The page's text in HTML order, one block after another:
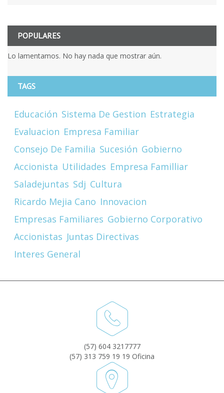
POPULARES
Lo lamentamos. No hay nada que mostrar aún.
TAGS
Educación Sistema De Gestion Estrategia
Evaluacion Empresa Familiar
Consejo De Familia Sucesión Gobierno
Accionista Utilidades Empresa Familliar
Saladejuntas Sdj Cultura
Ricardo Mejia Cano Innovacion
Empresas Familiares Gobierno Corporativo
Accionistas Juntas Directivas
Interes General
(57) 604 3217777
(57) 313 759 19 19 Oficina